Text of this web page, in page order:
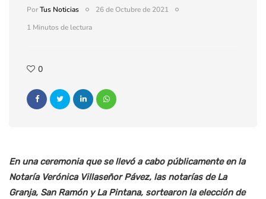
PorTus Noticias
26 de Octubre de 2021
1 Minutos de lectura
0
En una ceremonia que se llevó a cabo públicamente en la
Notaría Verónica Villaseñor Pávez, las notarías de La
Granja, San Ramón y La Pintana, sortearon la elección de